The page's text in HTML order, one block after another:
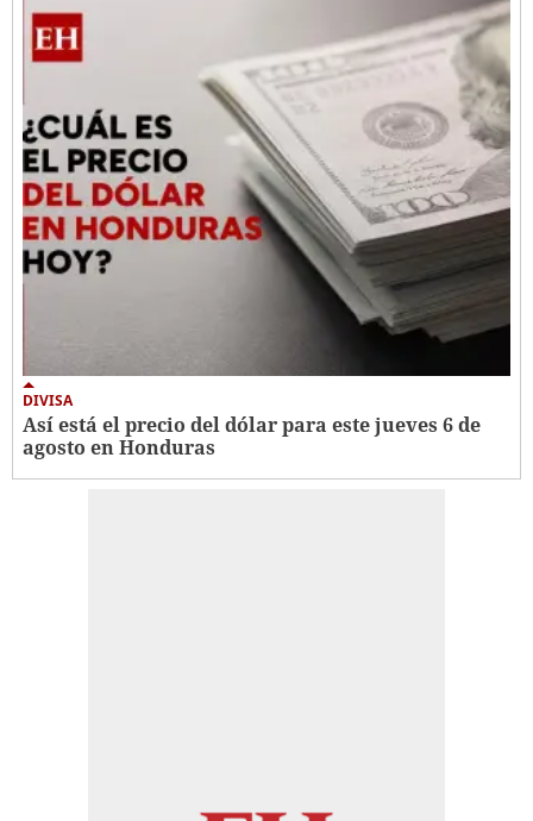
DIVISA
Así está el precio del dólar para este jueves 6 de
agosto en Honduras